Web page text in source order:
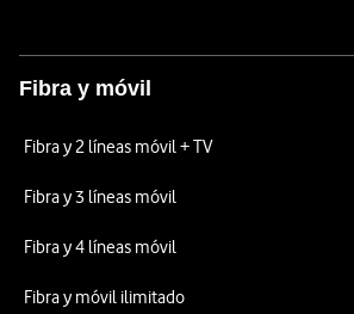
Fibra y móvil
Fibra y 2 líneas móvil + TV
Fibra y 3 líneas móvil
Fibra y 4 líneas móvil
Fibra y móvil ilimitado